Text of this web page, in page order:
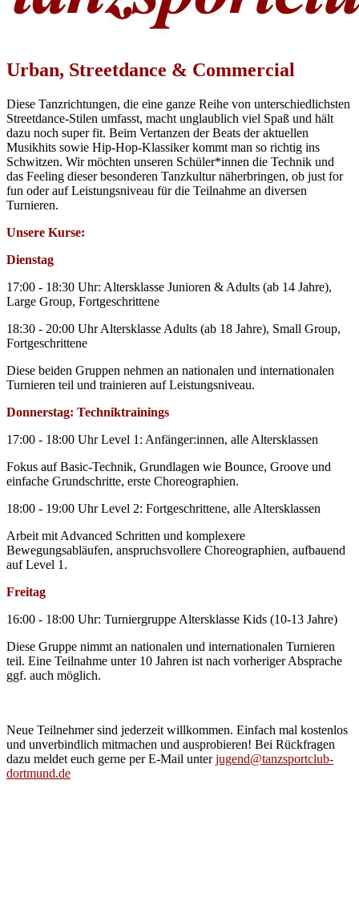
Urban, Streetdance & Commercial
Diese Tanzrichtungen, die eine ganze Reihe von unterschiedlichsten
Streetdance-Stilen umfasst, macht unglaublich viel Spaß und hält
dazu noch super fit. Beim Vertanzen der Beats der aktuellen
Musikhits sowie Hip-Hop-Klassiker kommt man so richtig ins
Schwitzen. Wir möchten unseren Schüler*innen die Technik und
das Feeling dieser besonderen Tanzkultur näherbringen, ob just for
fun oder auf Leistungsniveau für die Teilnahme an diversen
Turnieren.
Unsere Kurse:
Dienstag
17:00 - 18:30 Uhr: Altersklasse Junioren & Adults (ab 14 Jahre),
Large Group, Fortgeschrittene
18:30 - 20:00 Uhr Altersklasse Adults (ab 18 Jahre), Small Group,
Fortgeschrittene
Diese beiden Gruppen nehmen an nationalen und internationalen
Turnieren teil und trainieren auf Leistungsniveau.
Donnerstag: Techniktrainings
17:00 - 18:00 Uhr Level 1: Anfänger:innen, alle Altersklassen
Fokus auf Basic-Technik, Grundlagen wie Bounce, Groove und
einfache Grundschritte, erste Choreographien.
18:00 - 19:00 Uhr Level 2: Fortgeschrittene, alle Altersklassen
Arbeit mit Advanced Schritten und komplexere
Bewegungsabläufen, anspruchsvollere Choreographien, aufbauend
auf Level 1.
Freitag
16:00 - 18:00 Uhr: Turniergruppe Altersklasse Kids (10-13 Jahre)
Diese Gruppe nimmt an nationalen und internationalen Turnieren
teil. Eine Teilnahme unter 10 Jahren ist nach vorheriger Absprache
ggf. auch möglich.
Neue Teilnehmer sind jederzeit willkommen. Einfach mal kostenlos
und unverbindlich mitmachen und ausprobieren! Bei Rückfragen
dazu meldet euch gerne per E-Mail unter jugend@tanzsportclub-
dortmund.de